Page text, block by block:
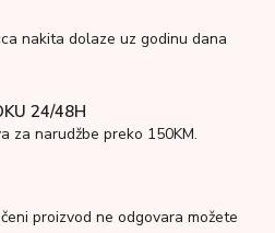
nakita dolaze uz godinu dana
24/48H
za narudžbe preko 150KM.
proizvod ne odgovara možete